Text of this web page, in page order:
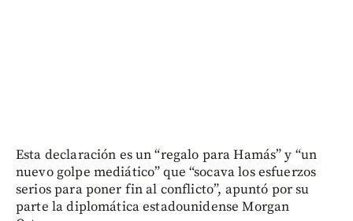
Esta declaración es un “regalo para Hamás” y “un
nuevo golpe mediático” que “socava los esfuerzos
serios para poner fin al conflicto”, apuntó por su
parte la diplomática estadounidense Morgan